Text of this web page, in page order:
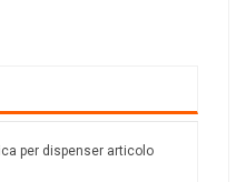
per dispenser articolo